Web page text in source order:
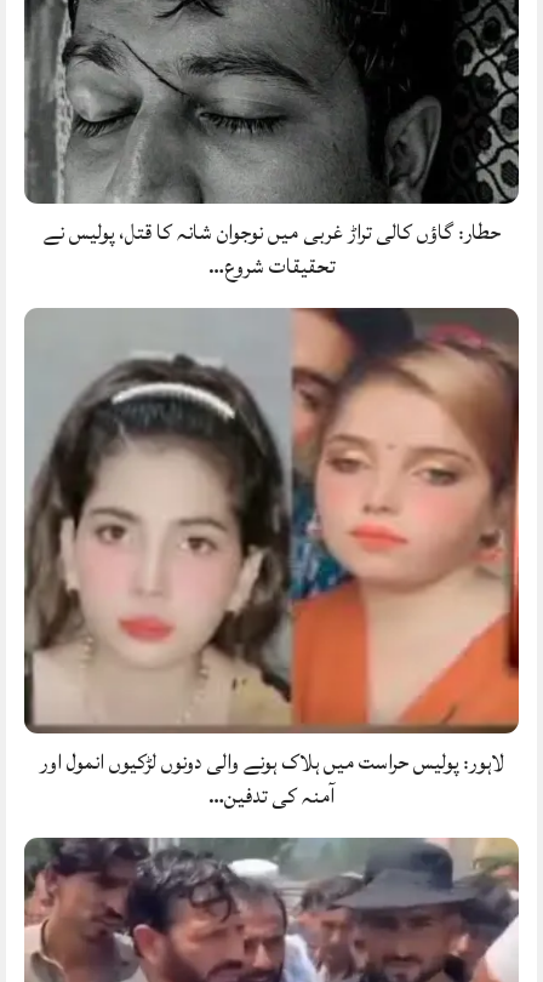
حطار: گاؤں کالی تراڑ غربی میں نوجوان شانہ کا قتل، پولیس نے
تحقیقات شروع…
لاہور: پولیس حراست میں ہلاک ہونے والی دونوں لڑکیوں انمول اور
آمنہ کی تدفین…